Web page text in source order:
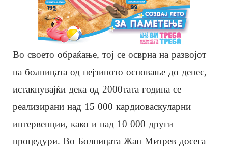
Во своето обраќање, тој се осврна на развојот
на болницата од нејзиното основање до денес,
истакнувајќи дека од 2000тата година се
реализирани над 15 000 кардиоваскуларни
интервенции, како и над 10 000 други
процедури. Во Болницата Жан Митрев досега